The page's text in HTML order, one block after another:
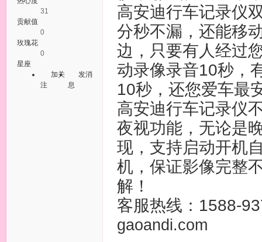
31
贡献值
0
玫瑰花
0
星座
加关
注
发消
息
高安迪行车记录仪
分秒不漏，还能移
边，只要有人经过
动录像录音10秒，
10秒，还您爱车最
高安迪行车记录仪
夜视功能，无论是
现，支持启动开机
机，保证影像完整
解！
客服热线： 1588-
gaoandi.com